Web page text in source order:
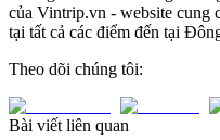
của Vintrip.vn - website cung
tại tất cả các điểm đến tại
Theo dõi chúng tôi:
Bài viết liên quan